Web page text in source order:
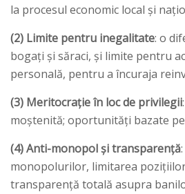
la procesul economic local și
(2) Limite pentru inegalitate: o
bogați și săraci, și limite pentru
personală, pentru a încuraja
(3) Meritocrație în loc de privilegii
moștenită; oportunități bazate
(4) Anti-monopol și transparență
monopolurilor, limitarea
transparență totală asupra